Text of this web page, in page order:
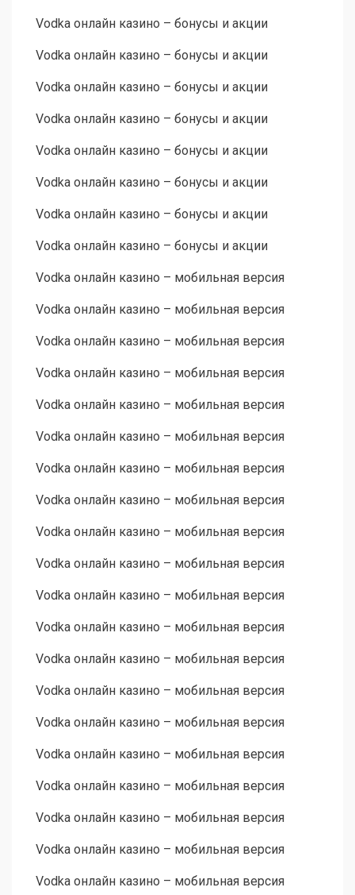
Vodka онлайн казино – бонусы и акции
Vodka онлайн казино – бонусы и акции
Vodka онлайн казино – бонусы и акции
Vodka онлайн казино – бонусы и акции
Vodka онлайн казино – бонусы и акции
Vodka онлайн казино – бонусы и акции
Vodka онлайн казино – бонусы и акции
Vodka онлайн казино – бонусы и акции
Vodka онлайн казино – мобильная версия
Vodka онлайн казино – мобильная версия
Vodka онлайн казино – мобильная версия
Vodka онлайн казино – мобильная версия
Vodka онлайн казино – мобильная версия
Vodka онлайн казино – мобильная версия
Vodka онлайн казино – мобильная версия
Vodka онлайн казино – мобильная версия
Vodka онлайн казино – мобильная версия
Vodka онлайн казино – мобильная версия
Vodka онлайн казино – мобильная версия
Vodka онлайн казино – мобильная версия
Vodka онлайн казино – мобильная версия
Vodka онлайн казино – мобильная версия
Vodka онлайн казино – мобильная версия
Vodka онлайн казино – мобильная версия
Vodka онлайн казино – мобильная версия
Vodka онлайн казино – мобильная версия
Vodka онлайн казино – мобильная версия
Vodka онлайн казино – мобильная версия